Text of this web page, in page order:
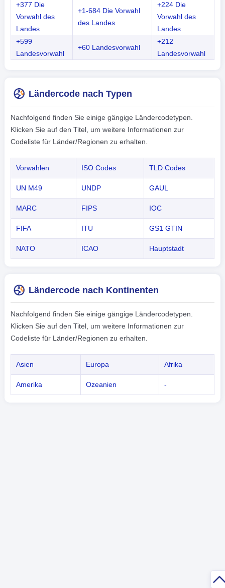
+377 Die
Vorwahl des
Landes
+1-684 Die Vorwahl
des Landes
+224 Die
Vorwahl des
Landes
+599
Landesvorwahl
+60 Landesvorwahl
+212
Landesvorwahl
Ländercode nach Typen
Nachfolgend finden Sie einige gängige Ländercodetypen.
Klicken Sie auf den Titel, um weitere Informationen zur
Codeliste für Länder/Regionen zu erhalten.
Vorwahlen ISO Codes TLD Codes
UN M49 UNDP GAUL
MARC FIPS IOC
FIFA ITU GS1 GTIN
NATO ICAO Hauptstadt
Ländercode nach Kontinenten
Nachfolgend finden Sie einige gängige Ländercodetypen.
Klicken Sie auf den Titel, um weitere Informationen zur
Codeliste für Länder/Regionen zu erhalten.
Asien Europa Afrika
Amerika Ozeanien -